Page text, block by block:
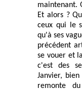
maintenant.
Et alors ?
ceux qui le
qu'à ses
précédent
se vouer et
c'est des
Janvier,
remonte